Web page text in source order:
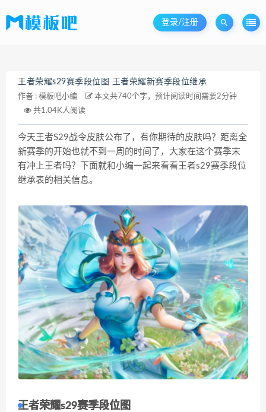
登录/注册
王者荣耀s29赛季段位图 王者荣耀新赛季段位继承
作者 : 模板吧小编
本文共740个字，预计阅读时间需要2分钟
共1.04K人阅读
今天王者S29战令皮肤公布了，有你期待的皮肤吗？距离全
新赛季的开始也就不到一周的时间了，大家在这个赛季末
有冲上王者吗？下面就和小编一起来看看王者s29赛季段位
继承表的相关信息。
王者荣耀s29赛季段位图